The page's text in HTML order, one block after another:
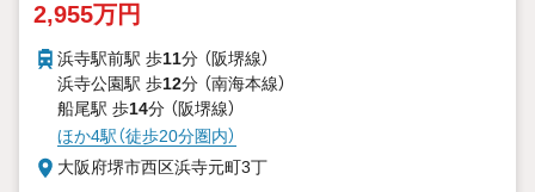
2,955万円
浜寺駅前駅 歩11分 （阪堺線）
浜寺公園駅 歩12分 （南海本線）
船尾駅 歩14分 （阪堺線）
ほか4駅（徒歩20分圏内）
大阪府堺市西区浜寺元町3丁